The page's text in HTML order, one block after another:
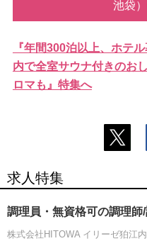
池袋
『年間300泊以上、ホテ
内で全室サウナ付きのお
ロマも』特集へ
求人特集
調理員・無資格可の調理師
株式会社HITOWA イリーゼ狛江